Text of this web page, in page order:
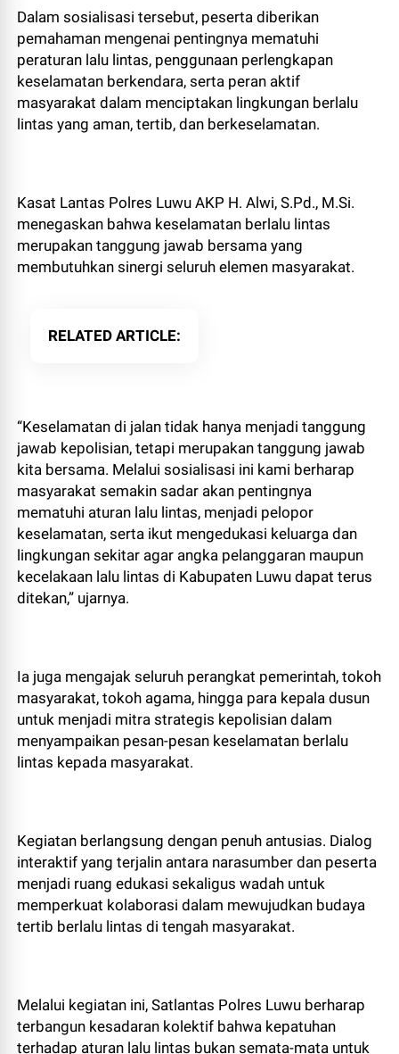
Dalam sosialisasi tersebut, peserta diberikan
pemahaman mengenai pentingnya mematuhi
peraturan lalu lintas, penggunaan perlengkapan
keselamatan berkendara, serta peran aktif
masyarakat dalam menciptakan lingkungan berlalu
lintas yang aman, tertib, dan berkeselamatan.
Kasat Lantas Polres Luwu AKP H. Alwi, S.Pd., M.Si.
menegaskan bahwa keselamatan berlalu lintas
merupakan tanggung jawab bersama yang
membutuhkan sinergi seluruh elemen masyarakat.
RELATED ARTICLE
“Keselamatan di jalan tidak hanya menjadi tanggung
jawab kepolisian, tetapi merupakan tanggung jawab
kita bersama. Melalui sosialisasi ini kami berharap
masyarakat semakin sadar akan pentingnya
mematuhi aturan lalu lintas, menjadi pelopor
keselamatan, serta ikut mengedukasi keluarga dan
lingkungan sekitar agar angka pelanggaran maupun
kecelakaan lalu lintas di Kabupaten Luwu dapat terus
ditekan,” ujarnya.
Ia juga mengajak seluruh perangkat pemerintah, tokoh
masyarakat, tokoh agama, hingga para kepala dusun
untuk menjadi mitra strategis kepolisian dalam
menyampaikan pesan-pesan keselamatan berlalu
lintas kepada masyarakat.
Kegiatan berlangsung dengan penuh antusias. Dialog
interaktif yang terjalin antara narasumber dan peserta
menjadi ruang edukasi sekaligus wadah untuk
memperkuat kolaborasi dalam mewujudkan budaya
tertib berlalu lintas di tengah masyarakat.
Melalui kegiatan ini, Satlantas Polres Luwu berharap
terbangun kesadaran kolektif bahwa kepatuhan
terhadap aturan lalu lintas bukan semata-mata untuk